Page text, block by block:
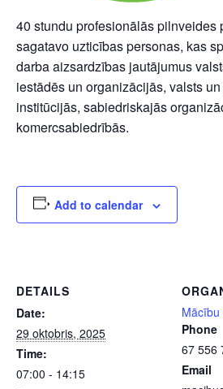
40 stundu profesionālās pilnveides
sagatavo uzticības personas, kas
darba aizsardzības jautājumus
iestādēs un organizācijās, valsts
institūcijās, sabiedriskajās
komercsabiedrībās.
Add to calendar
DETAILS
Date:
29 oktobris, 2025
Time:
07:00 - 14:15
Mācību
Phone
67 556
Email